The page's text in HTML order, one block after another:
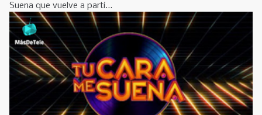
Suena que vuelve a parti...